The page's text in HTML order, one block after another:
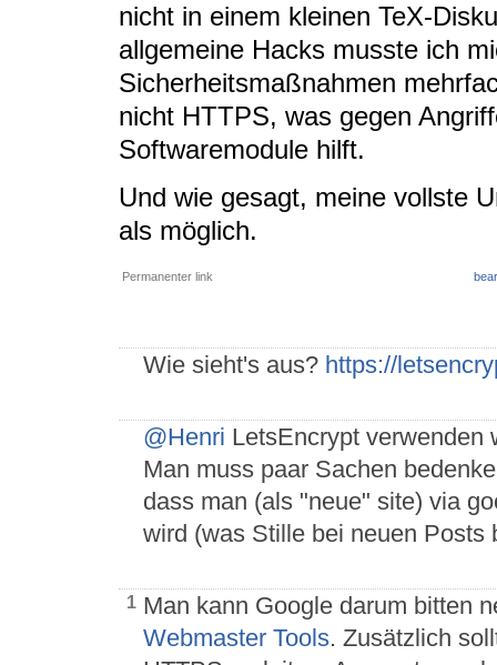
nicht in einem kleinen TeX-
allgemeine Hacks musste ich
Sicherheitsmaßnahmen
nicht HTTPS, was gegen
Softwaremodule hilft.
Und wie gesagt, meine vollste
als möglich.
Permanenter link
Wie sieht's aus? https://
@Henri LetsEncrypt
Man muss paar Sachen
dass man (als "neue" site) via
wird (was Stille bei neuen Posts
1 Man kann Google darum bitten
Webmaster Tools. Zusätzlich